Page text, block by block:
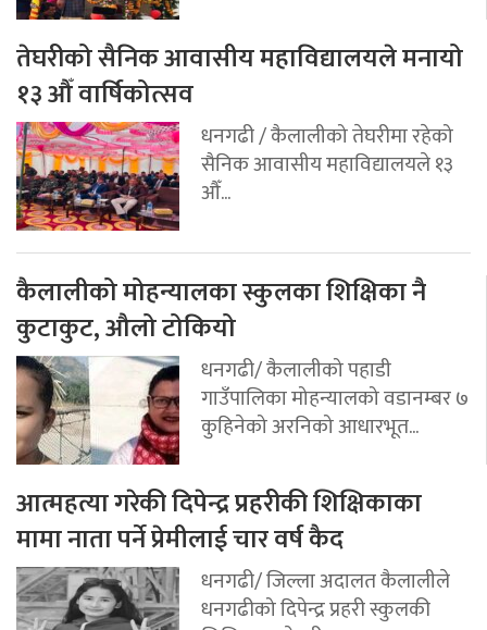
तेघरीको सैनिक आवासीय महाविद्यालयले मनायो
१३ औँ वार्षिकोत्सव
धनगढी / कैलालीको तेघरीमा रहेको
सैनिक आवासीय महाविद्यालयले १३
औँ...
कैलालीको मोहन्यालका स्कुलका शिक्षिका नै
कुटाकुट, औलो टोकियो
धनगढी/ कैलालीको पहाडी
गाउँपालिका मोहन्यालको वडानम्बर ७
कुहिनेको अरनिको आधारभूत...
आत्महत्या गरेकी दिपेन्द्र प्रहरीकी शिक्षिकाका
मामा नाता पर्ने प्रेमीलाई चार वर्ष कैद
धनगढी/ जिल्ला अदालत कैलालीले
धनगढीको दिपेन्द्र प्रहरी स्कुलकी